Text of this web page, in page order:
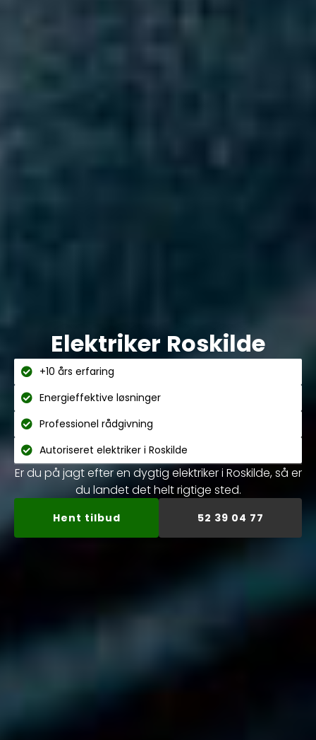
Elektriker Roskilde
+10 års erfaring
Energieffektive løsninger
Professionel rådgivning
Autoriseret elektriker i Roskilde
Er du på jagt efter en dygtig elektriker i Roskilde, så er
du landet det helt rigtige sted.
Hent tilbud 52 39 04 77